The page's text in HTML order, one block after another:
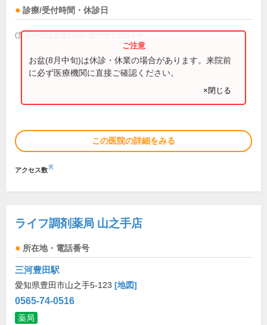
診療/受付時間・休診日
(営業時間は直接お問い合わせください)
お盆(8月中旬)は休診・休業の場合があります。来院前
に必ず医療機関に直接ご確認ください。
×閉じる
この医院の詳細をみる
アクセス数※
ライフ調剤薬局 山之手店
所在地・電話番号
三河豊田駅
愛知県豊田市山之手5-123 [地図]
0565-74-0516
薬局